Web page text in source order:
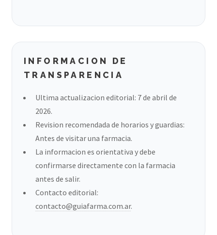
INFORMACION DE
TRANSPARENCIA
Ultima actualizacion editorial: 7 de abril de
2026.
Revision recomendada de horarios y guardias:
Antes de visitar una farmacia.
La informacion es orientativa y debe
confirmarse directamente con la farmacia
antes de salir.
Contacto editorial:
contacto@guiafarma.com.ar.